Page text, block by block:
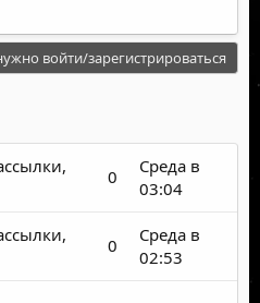
войти/зарегистрироваться
0
Среда в
03:04
0
Среда в
02:53